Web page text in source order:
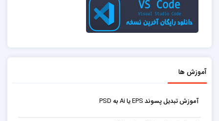
آموزش ها
آموزش تبدیل پسوند EPS یا Ai به PSD